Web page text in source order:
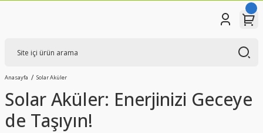
Anasayfa Solar Aküler
Solar Aküler: Enerjinizi Geceye
de Taşıyın!